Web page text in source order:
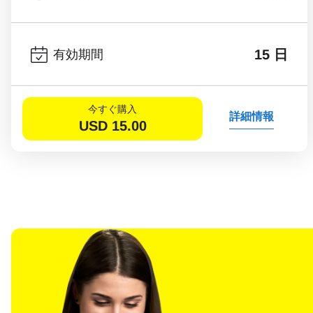
有効期間 15 日
今すぐ購入
USD 15.00
詳細情報